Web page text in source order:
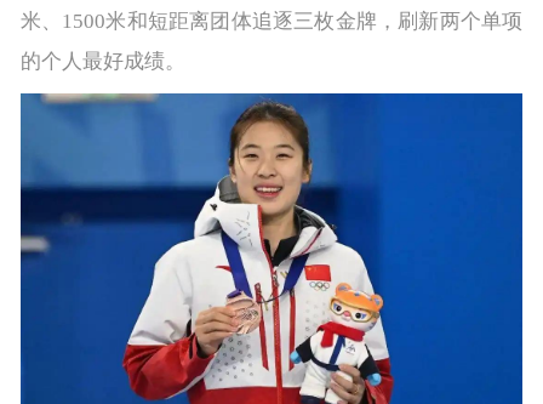
米、1500米和短距离团体追逐三枚金牌，刷新两个单项
的个人最好成绩。